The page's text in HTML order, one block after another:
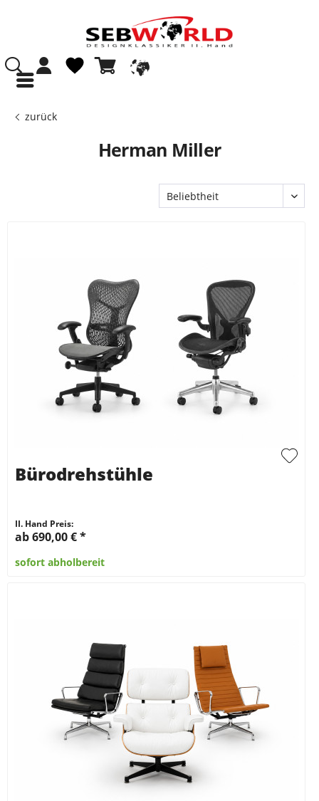
zurück
Herman Miller
Bürodrehstühle
II. Hand Preis:
ab 690,00 €*
sofort abholbereit